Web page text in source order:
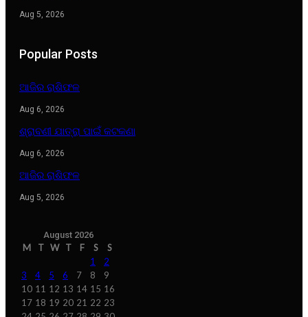
Aug 5, 2026
Popular Posts
ଆଜିର ରାଶିଫଳ
Aug 6, 2026
ଶ୍ରାବଣୀ ଯାତ୍ରା ପାଇଁ କଟକଣା
Aug 6, 2026
ଆଜିର ରାଶିଫଳ
Aug 5, 2026
August 2026
M T W T F S
S
1
2
3
4 5 6 7 8
9
10 11 12 13 14 15 16
17 18 19 20 21 22 23